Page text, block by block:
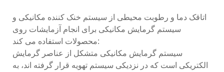
اتاقک دما و رطوبت محیطی از سیستم خنک کننده مکانیکی و
سیستم گرمایش مکانیکی برای انجام آزمایشات روی
محصولات استفاده می کند:
سیستم گرمایش مکانیکی متشکل از عناصر گرمایش
الکتریکی است که در نزدیکی سیستم تهویه قرار گرفته اند، به